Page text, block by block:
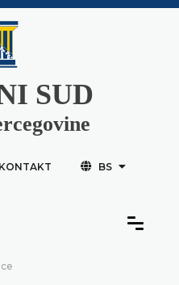
SUD
KONTAKT BS